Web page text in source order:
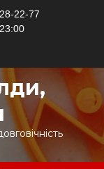
22-77